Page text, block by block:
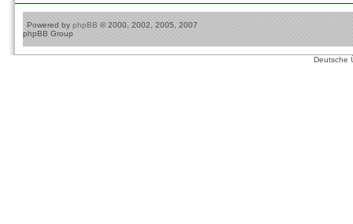
Powered by phpBB © 2000, 2002, 2005, 2007
phpBB Group
Deutsche